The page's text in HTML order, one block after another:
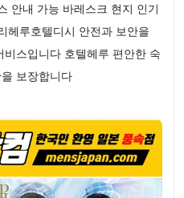
안내 가능 바레스크 현지 인기
헤루호텔디시 안전과 보안을
스입니다 호텔헤루 편안한 숙
보장합니다